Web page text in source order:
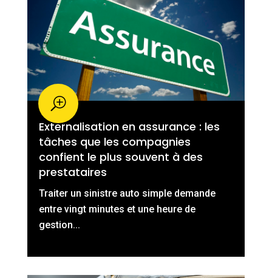
Externalisation en assurance : les
tâches que les compagnies
confient le plus souvent à des
prestataires
Traiter un sinistre auto simple demande
entre vingt minutes et une heure de
gestion...